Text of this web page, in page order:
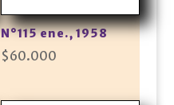
N°115 ene., 1958
$60.000